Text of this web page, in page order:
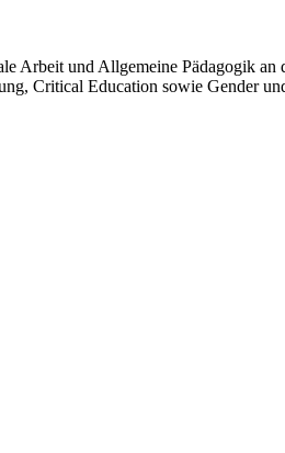
Arbeit und Allgemeine Pädagogik
Critical Education sowie Gender